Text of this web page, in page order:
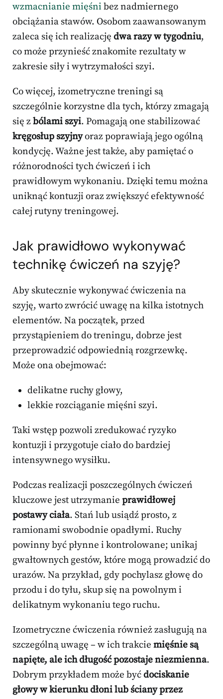
wzmacnianie mięśni bez nadmiernego
obciążania stawów. Osobom zaawansowanym
zaleca się ich realizację dwa razy w tygodniu,
co może przynieść znakomite rezultaty w
zakresie siły i wytrzymałości szyi.
Co więcej, izometryczne treningi są
szczególnie korzystne dla tych, którzy zmagają
się zbólami szyi. Pomagają one stabilizować
kręgosłup szyjnyoraz poprawiają jego ogólną
kondycję. Ważne jest także, aby pamiętać o
różnorodności tych ćwiczeń i ich
prawidłowym wykonaniu. Dzięki temu można
uniknąć kontuzji oraz zwiększyć efektywność
całej rutyny treningowej.
Jak prawidłowo wykonywać
technikę ćwiczeń na szyję?
Aby skutecznie wykonywać ćwiczenia na
szyję, warto zwrócić uwagę na kilka istotnych
elementów. Na początek, przed
przystąpieniem do treningu, dobrze jest
przeprowadzić odpowiednią rozgrzewkę.
Może ona obejmować:
delikatne ruchy głowy,
lekkie rozciąganie mięśni szyi.
Taki wstęp pozwoli zredukować ryzyko
kontuzji i przygotuje ciało do bardziej
intensywnego wysiłku.
Podczas realizacji poszczególnych ćwiczeń
kluczowe jest utrzymanie prawidłowej
postawy ciała. Stań lub usiądź prosto, z
ramionami swobodnie opadłymi. Ruchy
powinny być płynne i kontrolowane; unikaj
gwałtownych gestów, które mogą prowadzić do
urazów. Na przykład, gdy pochylasz głowę do
przodu i do tyłu, skup się na powolnym i
delikatnym wykonaniu tego ruchu.
Izometryczne ćwiczenia również zasługują na
szczególną uwagę – w ich trakcie mięśnie są
napięte, ale ich długość pozostaje niezmienna.
Dobrym przykładem może byćdociskanie
głowy w kierunku dłoni lub ściany przez